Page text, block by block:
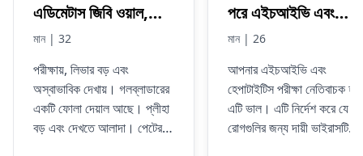
এডিমেটাস জিবি ওয়াল,
ডিফিউজ ইকো টেক্সচার সহ
হালকা অ্যাসাইটস, দয়া করে
আমাকে এর জন্য একটি
দ্রুত সমাধান দিন।
মান | 32
পরীক্ষায়, লিভার বড় এবং
অস্বাভাবিক দেখায়। গলব্লাডারের
একটি ফোলা দেয়াল আছে। প্লীহা
বড় এবং দেখতে আলাদা। পেটের
পরে এইচআইভি এবং
হেপাটাইটিসের জন্য
এই পরীক্ষার ফলাফল বৈধ?
মান | 26
আপনার এইচআইভি এবং
হেপাটাইটিস পরীক্ষা নেতিবাচক
এটি ভাল। এটি নির্দেশ করে যে
রোগগুলির জন্য দায়ী ভাইরাসটি